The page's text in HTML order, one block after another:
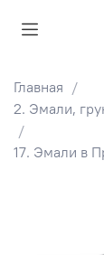
Главная
17. Эмали в